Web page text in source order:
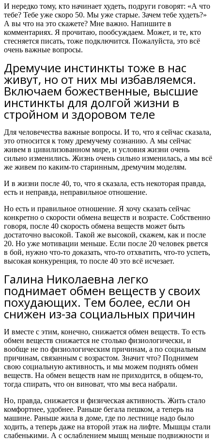
И нередко тому, кто начинает худеть, подруги говорят: «А что
тебе? Тебе уже скоро 50. Мы уже старые. Зачем тебе худеть?»
А вы что на это скажете? Мне важно. Напишите в
комментариях. Я прочитаю, пообсуждаем. Может, и те, кто
стесняется писать, тоже подключится. Пожалуйста, это всё
очень важные вопросы.
Дремучие инстинкты тоже в нас
живут, но от них мы избавляемся.
Включаем божественные, высшие
инстинкты для долгой жизни в
стройном и здоровом теле
Для человечества важные вопросы. И то, что я сейчас сказала,
это относится к тому дремучему сознанию. А мы сейчас
живем в цивилизованном мире, и условия жизни очень
сильно изменились. Жизнь очень сильно изменилась, а мы всё
же живем по каким-то старинным, дремучим моделям.
И в жизни после 40, то, что я сказала, есть некоторая правда,
есть и неправда, неправильное отношение.
Но есть и правильное отношение. Я хочу сказать сейчас
конкретно о скорости обмена веществ и возрасте. Собственно
говоря, после 40 скорость обмена веществ может быть
достаточно высокой. Такой же высокой, скажем, как и после
20. Но уже мотивации меньше. Если после 20 человек рвется
в бой, нужно что-то доказать, что-то отхватить, что-то успеть,
высокая конкуренция, то после 40 это всё исчезает.
Галина Николаевна легко
поднимает обмен веществ у своих
похудающих. Тем более, если он
снижен из-за социальных причин
И вместе с этим, конечно, снижается обмен веществ. То есть
обмен веществ снижается не столько физиологически, и
вообще не по физиологическим причинам, а по социальным
причинам, связанным с возрастом. Значит что? Поднимем
свою социальную активность, и мы можем поднять обмен
веществ. На обмен веществ нам не приходится, в общем-то,
тогда спирать, что он виноват, что мы веса набрали.
Но, правда, снижается и физическая активность. Жить стало
комфортнее, удобнее. Раньше бегала пешком, а теперь на
машине. Раньше жила в доме, где по лестнице надо было
ходить, а теперь даже на второй этаж на лифте. Мышцы стали
слабенькими. А с ослаблением мышц меньше подвижности и